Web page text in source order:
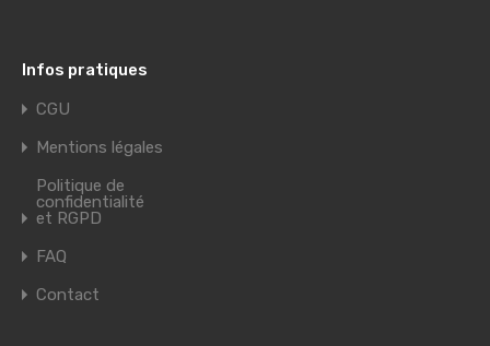
Infos pratiques
CGU
Mentions légales
Politique de
confidentialité
et RGPD
FAQ
Contact